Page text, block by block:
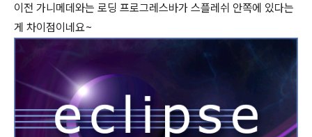
이전 가니메데와는 로딩 프로그레스바가 스플레쉬 안쪽에 있다는
게 차이점이네요~